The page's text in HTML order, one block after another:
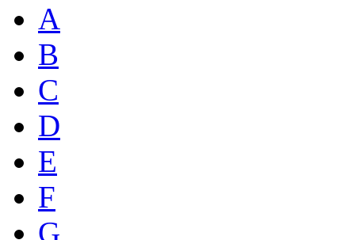
A
B
C
D
E
F
G